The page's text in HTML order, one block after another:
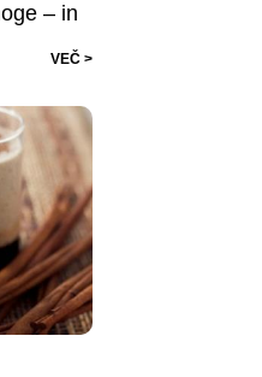
– in
VEČ >